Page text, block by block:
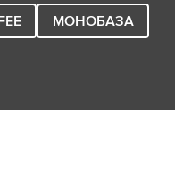
МОНОБАЗА